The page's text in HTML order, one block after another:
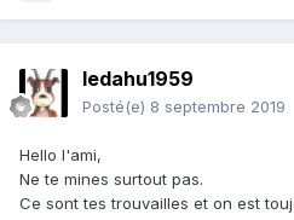
ledahu1959
Posté(e) 8 septembre 2019
Hello l'ami,
Ne te mines surtout pas.
Ce sont tes trouvailles et on est